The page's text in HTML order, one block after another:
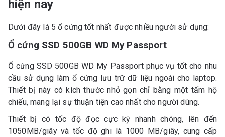
hiện nay
Dưới đây là 5 ổ cứng tốt nhất được nhiều người sử dụng:
Ổ cứng SSD 500GB WD My Passport
Ổ cứng SSD 500GB WD My Passport phục vụ tốt cho nhu
cầu sử dụng làm ổ cứng lưu trữ dữ liệu ngoài cho laptop.
Thiết bị này có kích thước nhỏ gọn chỉ bằng một tấm hộ
chiếu, mang lại sự thuận tiện cao nhất cho người dùng.
Thiết bị có tốc độ đọc cực kỳ nhanh chóng, lên đến
1050MB/giây và tốc độ ghi là 1000 MB/giây, cung cấp